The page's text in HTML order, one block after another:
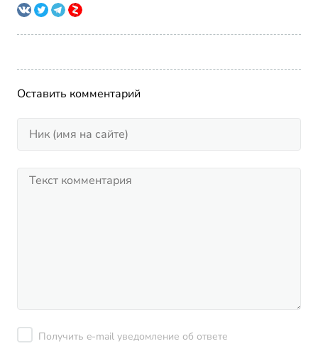
Оставить комментарий
Получить e-mail уведомление об ответе